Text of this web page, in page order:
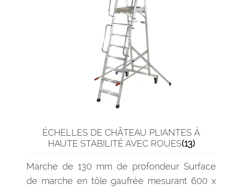
ÉCHELLES DE CHÂTEAU PLIANTES À
HAUTE STABILITÉ AVEC ROUES(13)
Marche de 130 mm de profondeur Surface
de marche en tôle gaufrée mesurant 600 x